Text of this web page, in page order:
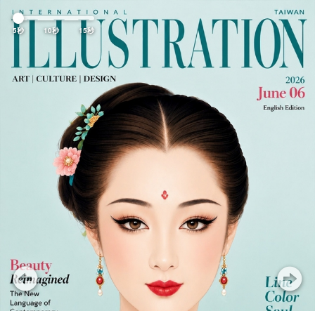
Previous
5秒 10秒 15秒